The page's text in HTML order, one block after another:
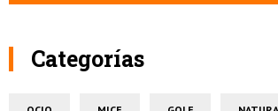
Categorías